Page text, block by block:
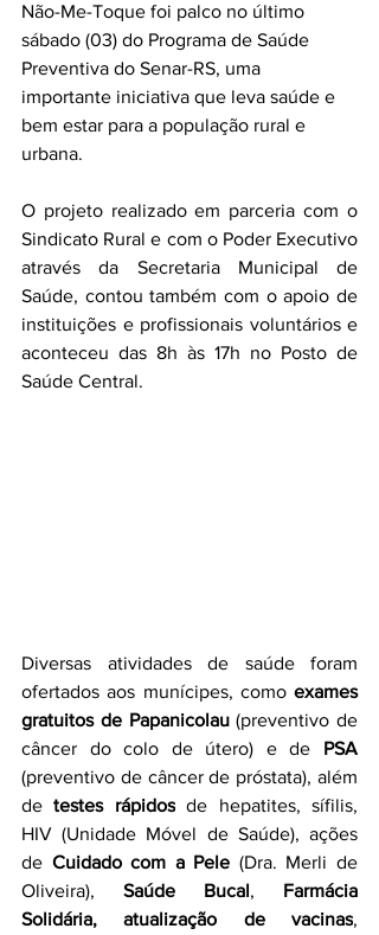
Não-Me-Toque foi palco no último
sábado (03) do Programa de Saúde
Preventiva do Senar-RS, uma
importante iniciativa que leva saúde e
bem estar para a população rural e
urbana.
O projeto realizado em parceria com o
Sindicato Rural e com o Poder Executivo
através da Secretaria Municipal de
Saúde, contou também com o apoio de
instituições e profissionais voluntários e
aconteceu das 8h às 17h no Posto de
Saúde Central.
Diversas atividades de saúde foram
ofertados aos munícipes, como exames
gratuitos de Papanicolau (preventivo de
câncer do colo de útero) e de PSA
(preventivo de câncer de próstata), além
de testes rápidos de hepatites, sífilis,
HIV (Unidade Móvel de Saúde), ações
de Cuidado com a Pele (Dra. Merli de
Oliveira), Saúde Bucal, Farmácia
Solidária, atualização de vacinas